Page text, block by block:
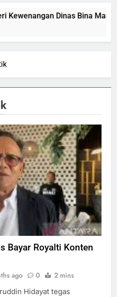
Kewenangan Dinas Bina
Bayar Royalti Konten
ago 0 2 mins
Hidayat tegas